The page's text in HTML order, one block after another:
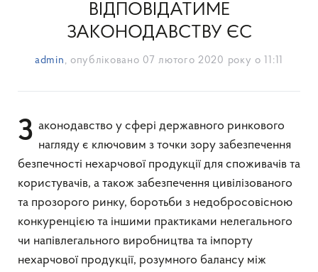
ВІДПОВІДАТИМЕ
ЗАКОНОДАВСТВУ ЄС
admin , опубліковано 07 лютого 2020 року о 11:11
Законодавство у сфері державного ринкового нагляду є ключовим з точки зору забезпечення
безпечності нехарчової продукції для споживачів та
користувачів, а також забезпечення цивілізованого
та прозорого ринку, боротьби з недобросовісною
конкуренцією та іншими практиками нелегального
чи напівлегального виробництва та імпорту
нехарчової продукції, розумного балансу між